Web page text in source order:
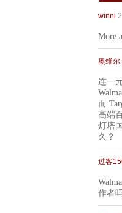
winni
More
奥维尔
连一
而
高端
灯塔
久？
过客
作者